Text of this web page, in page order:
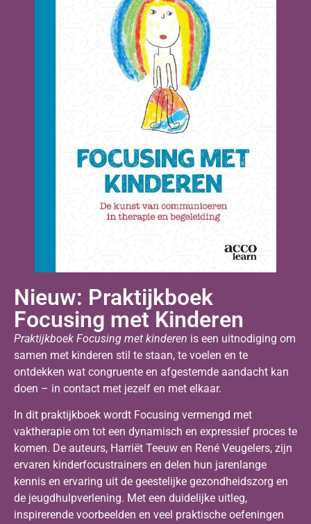
Nieuw: Praktijkboek
Focusing met Kinderen
Praktijkboek Focusing met kinderen is een uitnodiging om
samen met kinderen stil te staan, te voelen en te
ontdekken wat congruente en afgestemde aandacht kan
doen – in contact met jezelf en met elkaar.
In dit praktijkboek wordt Focusing vermengd met
vaktherapie om tot een dynamisch en expressief proces te
komen. De auteurs, Harriët Teeuw en René Veugelers, zijn
ervaren kinderfocustrainers en delen hun jarenlange
kennis en ervaring uit de geestelijke gezondheidszorg en
de jeugdhulpverlening. Met een duidelijke uitleg,
inspirerende voorbeelden en veel praktische oefeningen